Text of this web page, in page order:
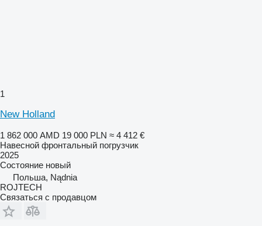
1
New Holland
1 862 000 AMD 19 000 PLN ≈ 4 412 €
Навесной фронтальный погрузчик
2025
Состояние новый
Польша, Nądnia
ROJTECH
Связаться с продавцом